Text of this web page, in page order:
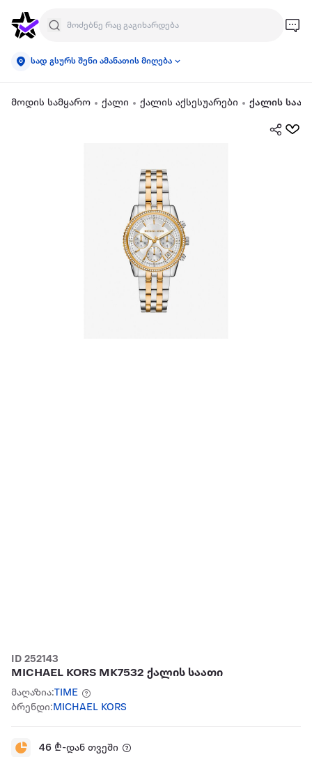
სად გსურს შენი ამანათის მიღება
მოდის სამყარო ქალი ქალის აქსესუარები ქალის
ID 252143
MICHAEL KORS MK7532 ქალის საათი
მაღაზია:TIME
ბრენდი:MICHAEL KORS
46 ₾-დან თვეში